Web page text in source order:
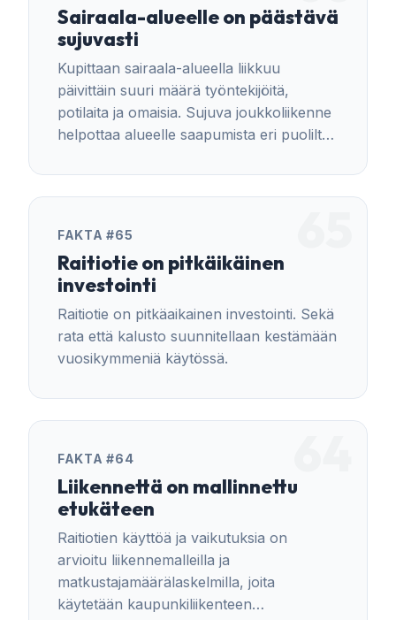
Sairaala-alueelle on päästävä
sujuvasti
Kupittaan sairaala-alueella liikkuu
päivittäin suuri määrä työntekijöitä,
potilaita ja omaisia. Sujuva joukkoliikenne
helpottaa alueelle saapumista eri puolilta
FAKTA #65
Raitiotie on pitkäikäinen
investointi
Raitiotie on pitkäaikainen investointi. Sekä
rata että kalusto suunnitellaan kestämään
vuosikymmeniä käytössä.
FAKTA #64
Liikennettä on mallinnettu
etukäteen
Raitiotien käyttöä ja vaikutuksia on
arvioitu liikennemalleilla ja
matkustajamäärälaskelmilla, joita
käytetään kaupunkiliikenteen